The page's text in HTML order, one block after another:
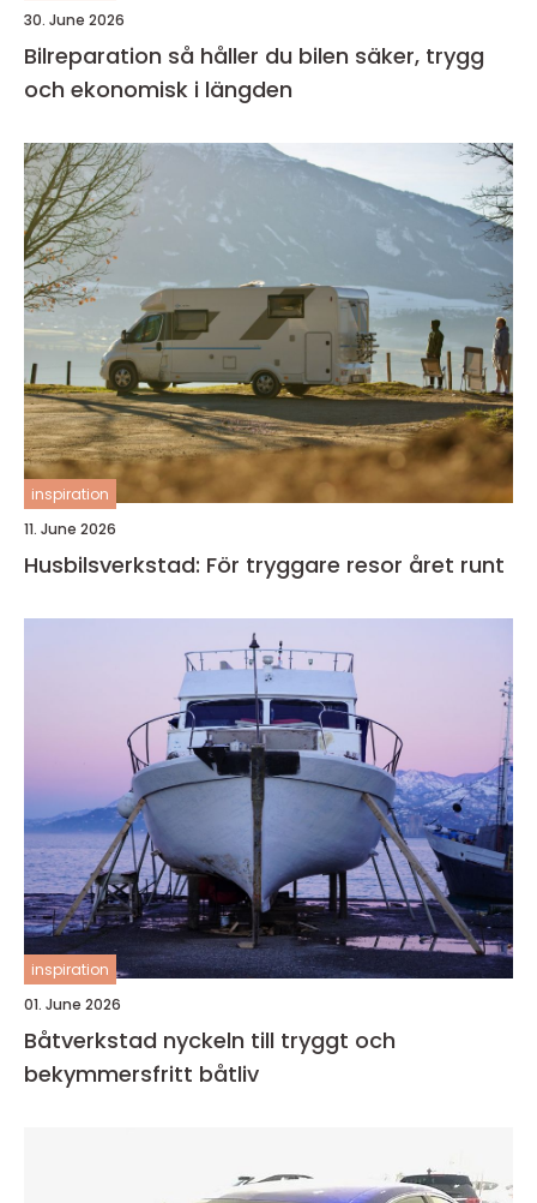
30. June 2026
Bilreparation så håller du bilen säker, trygg
och ekonomisk i längden
inspiration
11. June 2026
Husbilsverkstad: För tryggare resor året runt
inspiration
01. June 2026
Båtverkstad nyckeln till tryggt och
bekymmersfritt båtliv